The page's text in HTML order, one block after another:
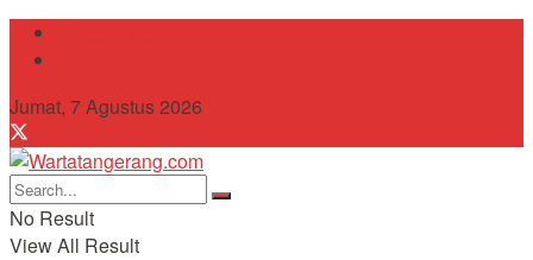
Jumat, 7 Agustus 2026
No Result
View All Result